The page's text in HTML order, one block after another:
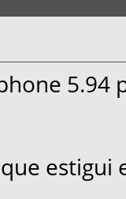
5.94
estigui